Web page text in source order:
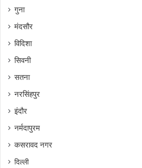
गुना
मंदसौर
विदिशा
सिवनी
सतना
नरसिंहपुर
इंदौर
नर्मदापुरम
कसरावद नगर
दिल्ली